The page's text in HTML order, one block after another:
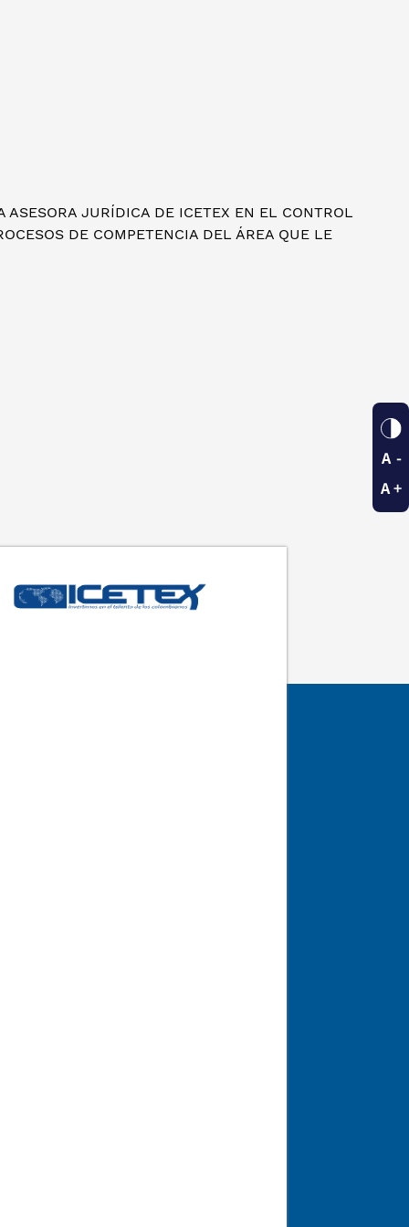
ASESORA JURÍDICA DE ICETEX EN EL CONTROL
DE COMPETENCIA DEL ÁREA QUE LE